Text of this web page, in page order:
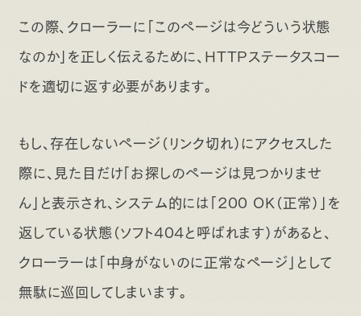
この際、クローラーに「このページは今どういう状態
なのか」を正しく伝えるために、HTTPステータスコー
ドを適切に返す必要があります。
もし、存在しないページ（リンク切れ）にアクセスした
際に、見た目だけ「お探しのページは見つかりませ
ん」と表示され、システム的には「200 OK（正常）」を
返している状態（ソフト404と呼ばれます）があると、
クローラーは「中身がないのに正常なページ」として
無駄に巡回してしまいます。